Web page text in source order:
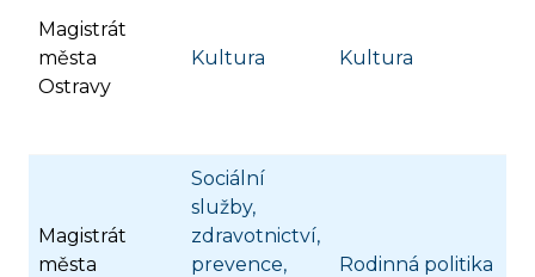
Magistrát
města
Ostravy
Kultura Kultura
Magistrát
města
Sociální
služby,
zdravotnictví,
prevence,
Rodinná politika